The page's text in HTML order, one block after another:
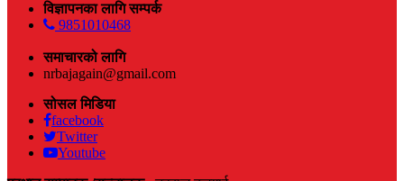
विज्ञापनका लागि सम्पर्क
9851010468
समाचारको लागि
nrbajagain@gmail.com
सोसल मिडिया
facebook
Twitter
Youtube